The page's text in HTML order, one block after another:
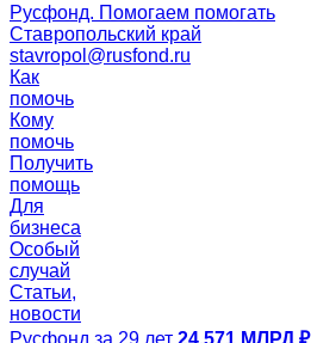
Русфонд. Помогаем помогать
Ставропольский край
stavropol@rusfond.ru
Как
помочь
Кому
помочь
Получить
помощь
Для
бизнеса
Особый
случай
Статьи,
новости
Русфонд за 29 лет 24,571 МЛРД ₽